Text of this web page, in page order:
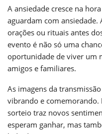
A ansiedade cresce na
aguardam com ansiedade.
orações ou rituais antes
evento é não só uma
oportunidade de viver um
amigos e familiares.
As imagens da
vibrando e comemorando.
sorteio traz novos
esperam ganhar, mas